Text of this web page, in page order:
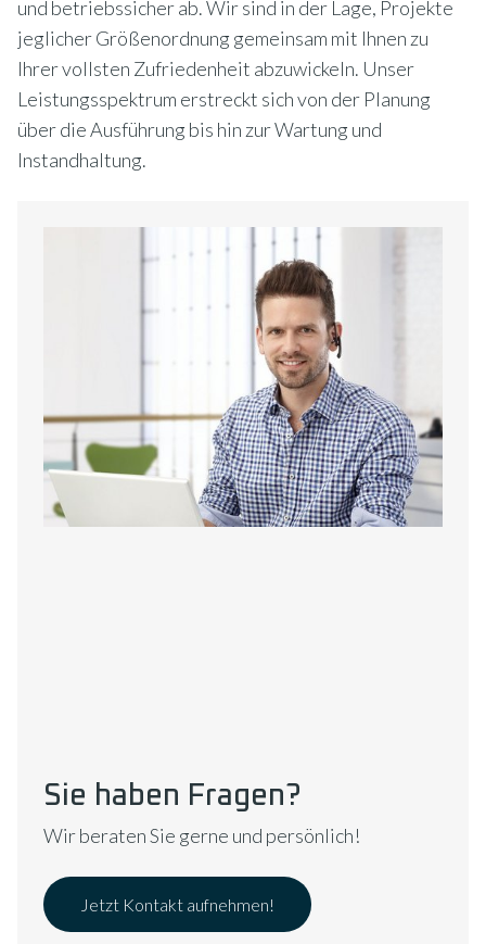
und betriebssicher ab. Wir sind in der Lage, Projekte
jeglicher Größenordnung gemeinsam mit Ihnen zu
Ihrer vollsten Zufriedenheit abzuwickeln. Unser
Leistungsspektrum erstreckt sich von der Planung
über die Ausführung bis hin zur Wartung und
Instandhaltung.
Sie haben Fragen?
Wir beraten Sie gerne und persönlich!
Jetzt Kontakt aufnehmen!